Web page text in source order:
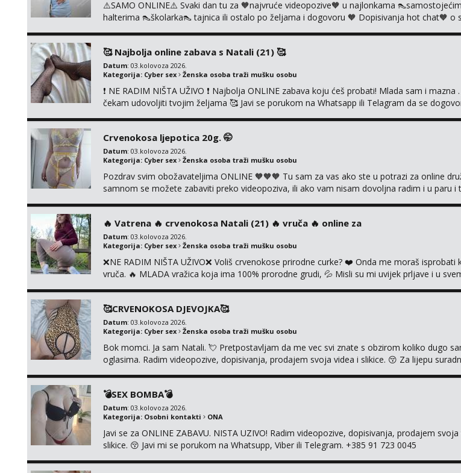
⚠️SAMO ONLINE⚠️ Svaki dan tu za 🧡najvruće videopozive🧡 u najlonkama
halterima 👠školarka👠 tajnica ili ostalo po željama i dogovoru 🧡 Dopisivanja hot chat🧡 o
🥰 Najbolja online zabava s Natali (21) 🥰
Datum: 03.kolovoza 2026.
Kategorija: Cyber sex Ženska osoba traži mušku osobu
❗ NE RADIM NIŠTA UŽIVO ❗ Najbolja ONLINE zabava koju ćeš probati! Mlada sam i mazna .
čekam udovoljiti tvojim željama 🥰 Javi se porukom na Whatsapp ili Telagram da se
Čekam...
Crvenokosa ljepotica 20g. 🤭
Datum: 03.kolovoza 2026.
Kategorija: Cyber sex Ženska osoba traži mušku osobu
Pozdrav svim obožavateljima ONLINE 🧡🧡🧡 Tu sam za vas ako ste u potrazi za online
samnom se možete zabaviti preko videopoziva, ili ako vam nisam dovoljna radim i u paru i
‎️‍🔥 Vatrena ‎️‍🔥 crvenokosa Natali (21) ‎️‍🔥 vruča‎ ️‍🔥 online za
Datum: 03.kolovoza 2026.
Kategorija: Cyber sex Ženska osoba traži mušku osobu
❌NE RADIM NIŠTA UŽIVO❌ Voliš crvenokose prirodne curke? ❤️ Onda me moraš isprobati
vruča.‎ ️‍🔥 MLADA vražica koja ima 100% prorodne grudi, 💦 Misli su mi uvijek prljave i u
dovoljna uvije...
🥰CRVENOKOSA DJEVOJKA🥰
Datum: 03.kolovoza 2026.
Kategorija: Cyber sex Ženska osoba traži mušku osobu
Bok momci. Ja sam Natali. 💘 Pretpostavljam da me vec svi znate s obzirom koliko dugo
oglasima. Radim videopozive, dopisivanja, prodajem svoja videa i slikice. 😚 Za lijepu
💣SEX BOMBA💣
Datum: 03.kolovoza 2026.
Kategorija: Osobni kontakti ONA
Javi se za ONLINE ZABAVU. NISTA UZIVO! Radim videopozive, dopisivanja, prodajem svoja
slikice. 😚 Javi mi se porukom na Whatsupp, Viber ili Telegram. +385 91 723 0045